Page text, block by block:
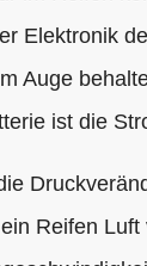
Elektronik
Auge
ist die
Reifen